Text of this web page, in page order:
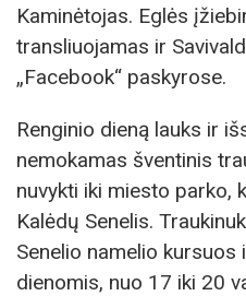
Kaminėtojas. Eglės
transliuojamas ir
„Facebook“ paskyrose.
Renginio dieną lauks ir
nemokamas šventinis
nuvykti iki miesto parko,
Kalėdų Senelis.
Senelio namelio
dienomis, nuo 17 iki 20